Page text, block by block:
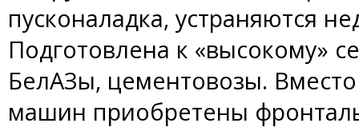
пусконаладка, устраняются
Подготовлена к «высокому»
БелАЗы, цементовозы.
машин приобретены